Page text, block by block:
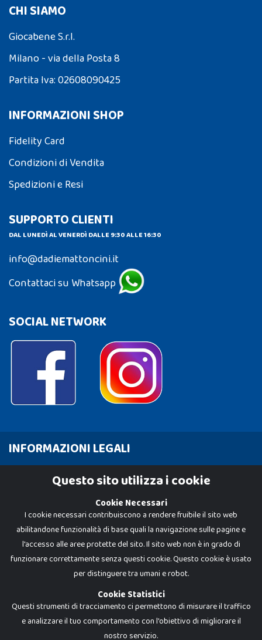
CHI SIAMO
Giocabene S.r.l.
Milano - via della Posta 8
Partita Iva: 02608090425
INFORMAZIONI SHOP
Fidelity Card
Condizioni di Vendita
Spedizioni e Resi
SUPPORTO CLIENTI
DAL LUNEDÌ AL VENERDÌ DALLE 9:30 ALLE 16:30
info@dadiemattoncini.it
Contattaci su Whatsapp
SOCIAL NETWORK
INFORMAZIONI LEGALI
Cookie Policy
Dadi e Mattoncini è un brand di Giocabene Srl. Ogni riproduzione o utilizzo non
Questo sito utilizza i cookie
Cookie Necessari
I cookie necessari contribuiscono a rendere fruibile il sito web
abilitandone funzionalità di base quali la navigazione sulle pagine e
l'accesso alle aree protette del sito. Il sito web non è in grado di
funzionare correttamente senza questi cookie. Questo cookie è usato
per distinguere tra umani e robot.
Cookie Statistici
Questi strumenti di tracciamento ci permettono di misurare il traffico
e analizzare il tuo comportamento con l'obiettivo di migliorare il
nostro servizio.